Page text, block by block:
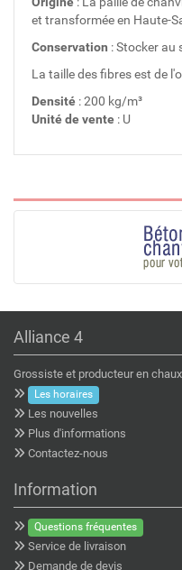
et transformée en Haute-
Conservation : Stocker au
La taille des fibres est de
Densité : 200 kg/m³
Unité de vente : U
Alliance 4
Grossiste et producteur en
Les horaires
Les nouvelles
Plus d'informations
Contactez-nous
Information
Questions fréquentes
Service de livraison
Demande de devis